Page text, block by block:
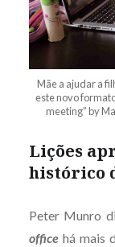
Mãe a ajudar a
este novo
meeting” by
Lições
histórico
Peter Munro
officehá mais